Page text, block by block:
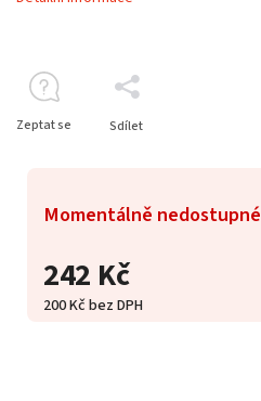
242 Kč
200 Kč bez DPH
Momentálně nedostupné
Zeptat se Sdílet